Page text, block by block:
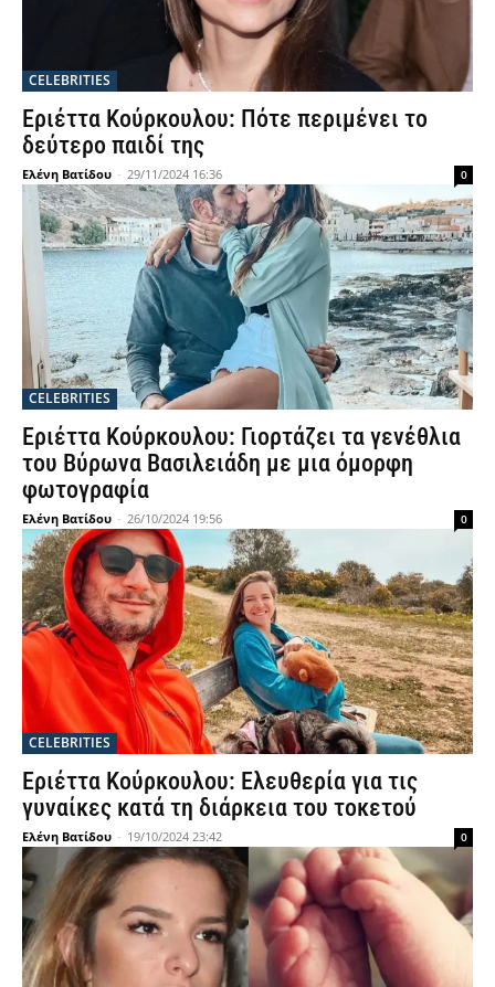
CELEBRITIES
Εριέττα Κούρκουλου: Πότε περιμένει το
δεύτερο παιδί της
Ελένη Βατίδου - 29/11/2024 16:36 0
CELEBRITIES
Εριέττα Κούρκουλου: Γιορτάζει τα γενέθλια
του Βύρωνα Βασιλειάδη με μια όμορφη
φωτογραφία
Ελένη Βατίδου - 26/10/2024 19:56 0
CELEBRITIES
Εριέττα Κούρκουλου: Ελευθερία για τις
γυναίκες κατά τη διάρκεια του τοκετού
Ελένη Βατίδου - 19/10/2024 23:42 0